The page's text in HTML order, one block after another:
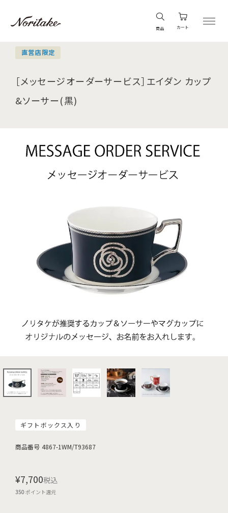
商品 カート
直営店限定
［メッセージオーダーサービス］エイダン カップ
&ソーサー(黒)
ギフトボックス入り
商品番号 4867-1WM/T93687
¥7,700税込
350ポイント還元